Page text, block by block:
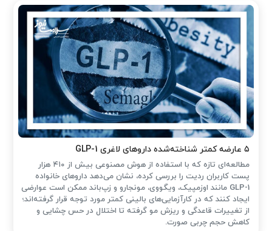
۵ عارضه کمتر شناخته‌شده داروهای لاغری GLP-1
مطالعه‌ای تازه که با استفاده از هوش مصنوعی بیش از ۴۱۰ هزار
پست کاربران ردیت را بررسی کرده، نشان می‌دهد داروهای خانواده
GLP-1 مانند اوزمپیک، ویگووی، مونجارو و زپ‌باند ممکن است عوارضی
ایجاد کنند که در کارآزمایی‌های بالینی کمتر مورد توجه قرار گرفته‌اند؛
از تغییرات قاعدگی و ریزش مو گرفته تا اختلال در حس چشایی و
کاهش حجم چربی صورت.